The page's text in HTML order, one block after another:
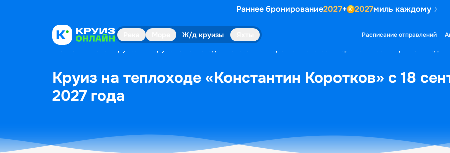
Раннее бронирование2027+ 2027миль каждому
Ж/д круизы Расписание отправлений
Главная Поиск круизов Круиз на теплоходе «Константин Коротков» с 18 сентября по 24 сентября 2027 года
Круиз на теплоходе «Константин Коротков» с 18
2027 года